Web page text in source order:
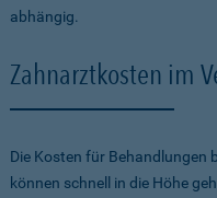
abhängig.
Zahnarztkosten im
Die Kosten für Behandlungen
können schnell in die Höhe